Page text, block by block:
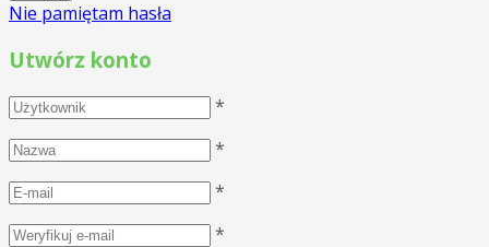
Nie pamiętam hasła
Utwórz konto
*
*
*
*